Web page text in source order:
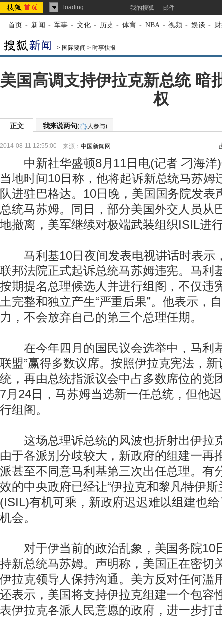
loading... 我的搜狐 邮件
首页 - 新闻 - 军事 - 文化 - 历史 - 体育 - NBA - 视频 - 娱谈 -
> 国际要闻 > 时事快报
美国高调支持伊拉克新总统 暗
权
正文 我来说两句( 人参与)
2014-08-11 12:55:00 来源： 中国新闻网
中新社华盛顿8月11日电(记者 刁海洋)
当地时间10日称，他将起诉新总统马苏姆
队进驻巴格达。10日晚，美国国务院发表
总统马苏姆。同日，部分美国外交人员从
地撤离，美军继续对极端武装组织ISIL进
马利基10日夜间发表电视讲话时表示
联邦法院正式起诉总统马苏姆违宪。马利
按期提名总理候选人并进行组阁，不仅违
土完整和独立产生“严重后果”。他表示，
力，不会放弃自己的第三个总理任期。
在今年四月的国民议会选举中，马利
联盟”赢得多数议席。按照伊拉克宪法，
统，再由总统指派议会中占多数席位的党
7月24日，马苏姆当选新一任总统，但他
行组阁。
这场总理诉总统的风波也折射出伊拉
由于各派别分歧较大，新政府的组建一再
派甚至不同意马利基第三次出任总理。有
效的中央政府已经让“伊拉克和黎凡特伊斯
(ISIL)有机可乘，新政府迟迟难以组建也
机会。
对于伊当前的政治乱象，美国务院10
持新总统马苏姆。声明称，美国正在密切
伊拉克领导人保持沟通。美方反对任何滥
还表示，美国将支持伊拉克组建一个包容
表伊拉克各派人民意愿的政府，进一步打